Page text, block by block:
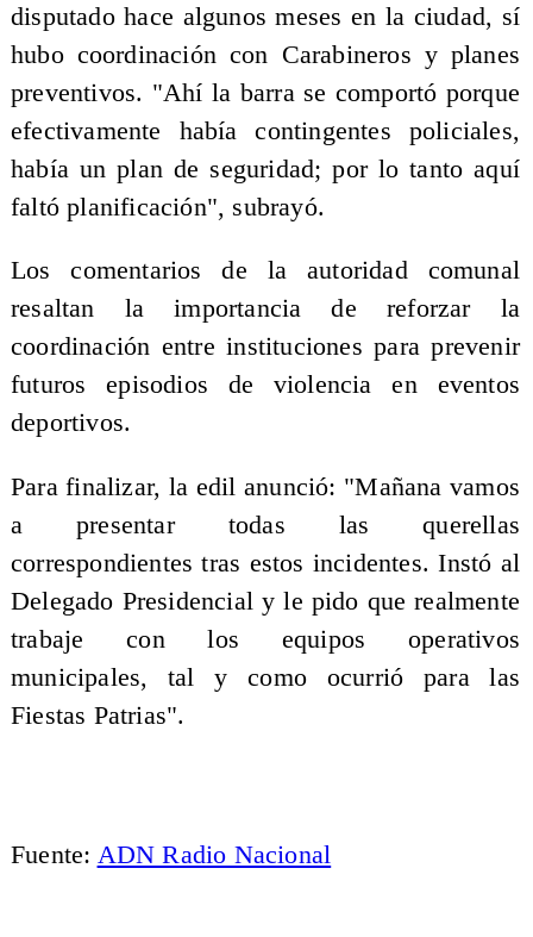
disputado hace algunos meses en la ciudad, sí
hubo coordinación con Carabineros y planes
preventivos. "Ahí la barra se comportó porque
efectivamente había contingentes policiales,
había un plan de seguridad; por lo tanto aquí
faltó planificación", subrayó.
Los comentarios de la autoridad comunal
resaltan la importancia de reforzar la
coordinación entre instituciones para prevenir
futuros episodios de violencia en eventos
deportivos.
Para finalizar, la edil anunció: "Mañana vamos
a presentar todas las querellas
correspondientes tras estos incidentes. Instó al
Delegado Presidencial y le pido que realmente
trabaje con los equipos operativos
municipales, tal y como ocurrió para las
Fiestas Patrias".
Fuente: ADN Radio Nacional